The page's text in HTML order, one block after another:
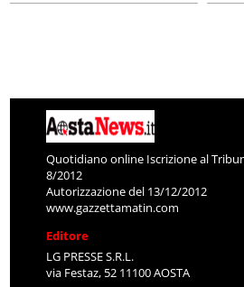
Quotidiano online Iscrizione al
8/2012
Autorizzazione del 13/12/2012
www.gazzettamatin.com
Editore
LG PRESSE S.R.L.
via Festaz, 52 11100 AOSTA